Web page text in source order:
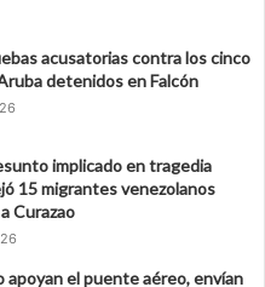
acusatorias contra los cinco
detenidos en Falcón
implicado en tragedia
15 migrantes venezolanos
Curazao
apoyan el puente aéreo, envían